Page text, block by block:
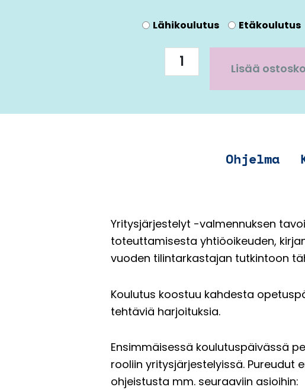
Lähikoulutus Etäkoulutus
7
Yritysjärjestelyt
määrä
Lisää
Ohjelma
Yritysjärjestelyt -valmennuksen
toteuttamisesta yhtiöoikeuden,
vuoden tilintarkastajan tutkintoon
Koulutus koostuu kahdesta
tehtäviä harjoituksia.
Ensimmäisessä koulutuspäivässä
rooliin yritysjärjestelyissä. Pureudut
ohjeistusta mm. seuraaviin asioihin: